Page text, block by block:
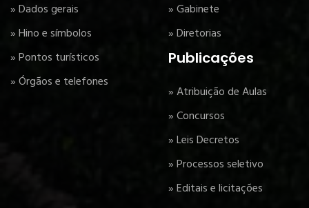
» Dados gerais
» Hino e símbolos
» Pontos turísticos
» Órgãos e telefones
» Gabinete
» Diretorias
Publicações
» Atribuição de Aulas
» Concursos
» Leis Decretos
» Processos seletivo
» Editais e licitações